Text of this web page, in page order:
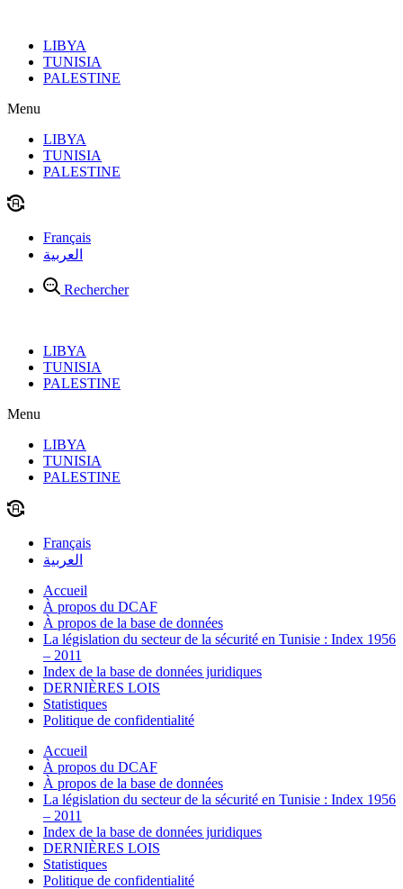
contenuLIBYA
TUNISIA
PALESTINE
Menu
LIBYA
TUNISIA
PALESTINE
Français
العربية
Rechercher
LIBYA
TUNISIA
PALESTINE
Menu
LIBYA
TUNISIA
PALESTINE
Français
العربية
Accueil
À propos du DCAF
À propos de la base de données
La législation du secteur de la sécurité en Tunisie : Index 1956
– 2011
Index de la base de données juridiques
DERNIÈRES LOIS
Statistiques
Politique de confidentialité
Accueil
À propos du DCAF
À propos de la base de données
La législation du secteur de la sécurité en Tunisie : Index 1956
– 2011
Index de la base de données juridiques
DERNIÈRES LOIS
Statistiques
Politique de confidentialité